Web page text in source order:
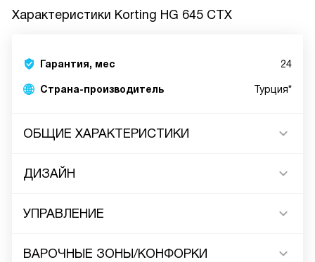
Характеристики Korting HG 645 CTX
Гарантия, мес 24
Страна-производитель Турция*
ОБЩИЕ ХАРАКТЕРИСТИКИ
ДИЗАЙН
УПРАВЛЕНИЕ
ВАРОЧНЫЕ ЗОНЫ/КОНФОРКИ